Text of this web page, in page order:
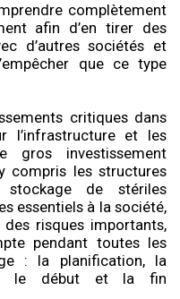
complètement
afin d’en tirer des
d’autres sociétés et
que ce type
critiques dans
l’infrastructure et les
gros investissement
compris les structures
stockage de stériles
essentiels à la société,
risques importants,
pendant toutes les
: la planification, la
le début et la fin